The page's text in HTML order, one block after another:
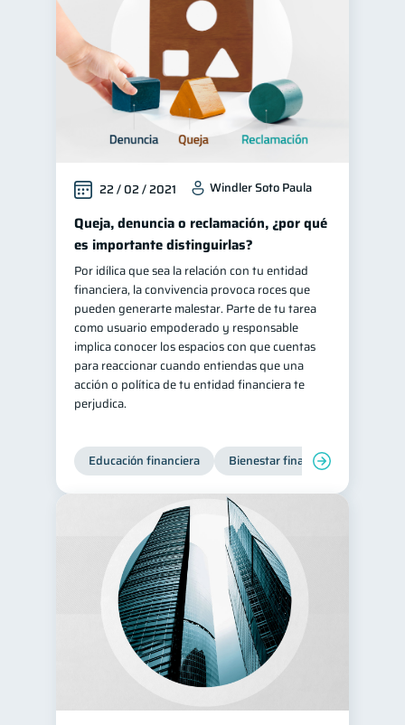
22 / 02 / 2021 Windler Soto Paula
Queja, denuncia o reclamación, ¿por qué
es importante distinguirlas?
Por idílica que sea la relación con tu entidad
financiera, la convivencia provoca roces que
pueden generarte malestar. Parte de tu tarea
como usuario empoderado y responsable
implica conocer los espacios con que cuentas
para reaccionar cuando entiendas que una
acción o política de tu entidad financiera te
perjudica.
Educación financiera Bienestar financiero